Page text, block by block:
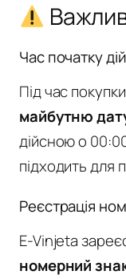
Час початку
Під час
майбутню
дійсною о
підходить для
Реєстрація
E-Vinjeta
номерний